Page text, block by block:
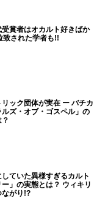
受賞者はオカルト好きばか
致された学者も!!
ック団体が実在 ー バチカ
ズ・オブ・ゴスペル」の
ていた異様すぎるカルト
」の実態とは？ ウィキリ
ながり!?